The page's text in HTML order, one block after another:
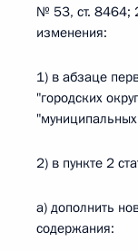
№ 53, ст. 8464;
изменения:
1) в абзаце
"городских
"муниципальных
2) в пункте 2
а) дополнить
содержания: